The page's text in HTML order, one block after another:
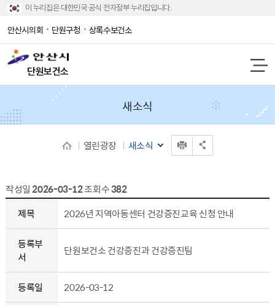
이 누리집은 대한민국 공식 전자정부 누리집입니다.
안산시의회 단원구청 상록수보건소
단원보건소
새소식
열린광장 새소식
작성일2026-03-12조회수382
제목 2026년 지역아동센터 건강증진교육 신청 안내
등록부
서
단원보건소 건강증진과 건강증진팀
등록일 2026-03-12